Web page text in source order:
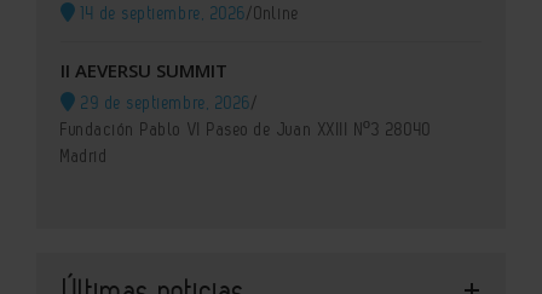
14 de septiembre, 2026/Online
II AEVERSU SUMMIT
29 de septiembre, 2026/
Fundación Pablo VI Paseo de Juan XXIII Nº3 28040
Madrid